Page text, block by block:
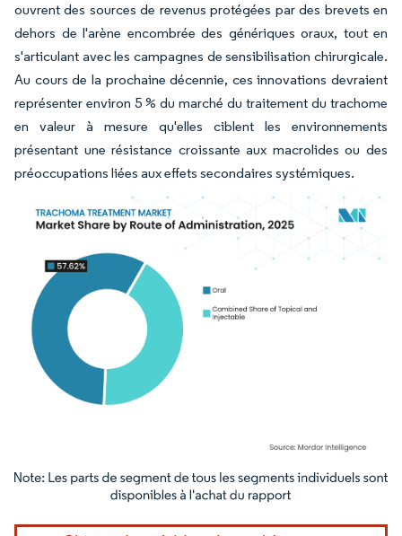
ouvrent des sources de revenus protégées par des brevets en
dehors de l'arène encombrée des génériques oraux, tout en
s'articulant avec les campagnes de sensibilisation chirurgicale.
Au cours de la prochaine décennie, ces innovations devraient
représenter environ 5 % du marché du traitement du trachome
en valeur à mesure qu'elles ciblent les environnements
présentant une résistance croissante aux macrolides ou des
préoccupations liées aux effets secondaires systémiques.
Image © Mordor Intelligence. La réutilisation nécessite une attribution sous CC BY